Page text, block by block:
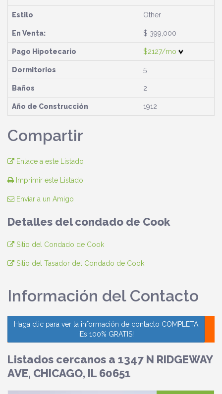
Estilo Other
En Venta: $ 399,000
Pago Hipotecario $2127/mo
Dormitorios 5
Baños 2
Año de Construcción 1912
Compartir
Enlace a este Listado
Imprimir este Listado
Enviar a un Amigo
Detalles del condado de Cook
Sitio del Condado de Cook
Sitio del Tasador del Condado de Cook
Información del Contacto
Haga clic para ver la información de contacto COMPLETA
¡Es 100% GRATIS!
Listados cercanos a 1347 N RIDGEWAY
AVE, CHICAGO, IL 60651